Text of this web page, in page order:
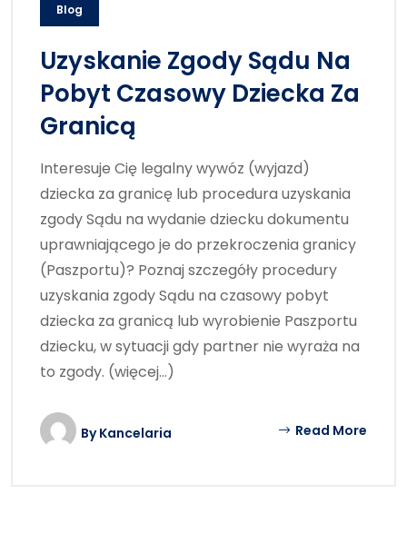
Blog
Uzyskanie Zgody Sądu Na
Pobyt Czasowy Dziecka Za
Granicą
Interesuje Cię legalny wywóz (wyjazd)
dziecka za granicę lub procedura uzyskania
zgody Sądu na wydanie dziecku dokumentu
uprawniającego je do przekroczenia granicy
(Paszportu)? Poznaj szczegóły procedury
uzyskania zgody Sądu na czasowy pobyt
dziecka za granicą lub wyrobienie Paszportu
dziecku, w sytuacji gdy partner nie wyraża na
to zgody. (więcej…)
ByKancelaria Read More